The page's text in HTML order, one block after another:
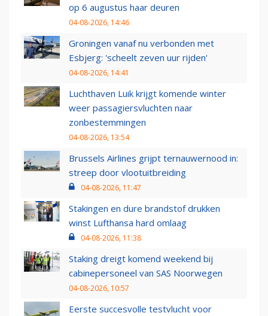
op 6 augustus haar deuren
04-08-2026, 14:46
Groningen vanaf nu verbonden met
Esbjerg: 'scheelt zeven uur rijden'
04-08-2026, 14:41
Luchthaven Luik krijgt komende winter
weer passagiersvluchten naar
zonbestemmingen
04-08-2026, 13:54
Brussels Airlines grijpt ternauwernood in:
streep door vlootuitbreiding
04-08-2026, 11:47
Stakingen en dure brandstof drukken
winst Lufthansa hard omlaag
04-08-2026, 11:38
Staking dreigt komend weekend bij
cabinepersoneel van SAS Noorwegen
04-08-2026, 10:57
Eerste succesvolle testvlucht voor